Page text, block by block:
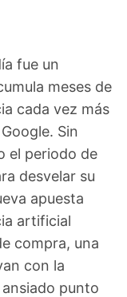
fue un
meses de
cada vez más
Sin
el periodo de
desvelar su
apuesta
artificial
compra, una
con la
punto